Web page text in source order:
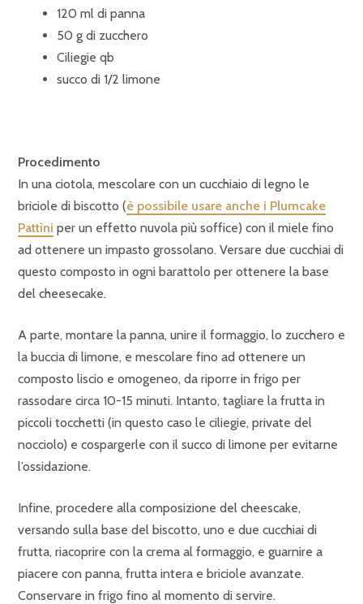
120 ml di panna
50 g di zucchero
Ciliegie qb
succo di 1/2 limone
Procedimento
In una ciotola, mescolare con un cucchiaio di legno le
briciole di biscotto (è possibile usare anche i Plumcake
Pattìni per un effetto nuvola più soffice) con il miele fino
ad ottenere un impasto grossolano. Versare due cucchiai di
questo composto in ogni barattolo per ottenere la base
del cheesecake.
A parte, montare la panna, unire il formaggio, lo zucchero e
la buccia di limone, e mescolare fino ad ottenere un
composto liscio e omogeneo, da riporre in frigo per
rassodare circa 10-15 minuti. Intanto, tagliare la frutta in
piccoli tocchetti (in questo caso le ciliegie, private del
nocciolo) e cospargerle con il succo di limone per evitarne
l’ossidazione.
Infine, procedere alla composizione del cheescake,
versando sulla base del biscotto, uno e due cucchiai di
frutta, riacoprire con la crema al formaggio, e guarnire a
piacere con panna, frutta intera e briciole avanzate.
Conservare in frigo fino al momento di servire.